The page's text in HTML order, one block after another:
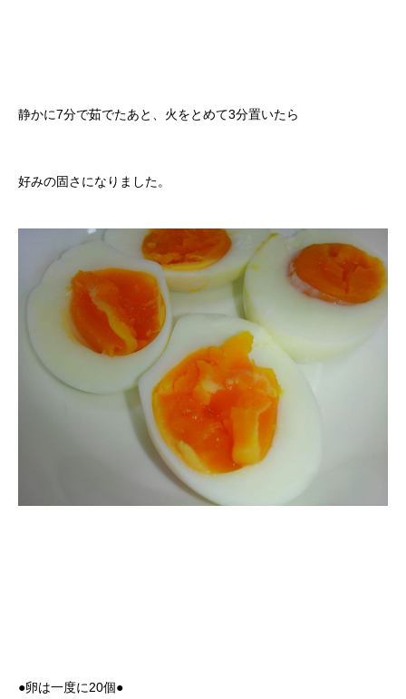
静かに7分で茹でたあと、火をとめて3分置いたら
好みの固さになりました。
●卵は一度に20個●